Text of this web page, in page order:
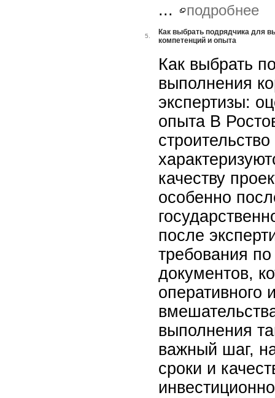
...
подробнее
5.
Как выбрать подрядчика для
компетенций и опыта
Как выбрать
выполнения
экспертизы:
опыта В
качеству
особенно
после
требования по
документов,
оперативного
выполнения
важный шаг,
сроки и